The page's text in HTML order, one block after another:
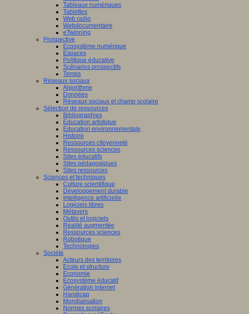
Tableaux numériques
Tablettes
Web radio
Webdocumentaire
eTwinning
Prospective
Ecosystème numérique
Espaces
Politique éducative
Scénarios prospectifs
Temps
Réseaux sociaux
Algorithme
Données
Réseaux sociaux et champ scolaire
Sélection de ressources
Bibliographies
Education artistique
Education environnementale
Histoire
Ressources citoyenneté
Ressources sciences
Sites éducatifs
Sites pédagogiques
Sites ressources
Sciences et techniques
Culture scientifique
Développement durable
Intelligence artificielle
Logiciels libres
Métavers
Outils et logiciels
Réalité augmentée
Ressources sciences
Robotique
Technologies
Société
Acteurs des territoires
Ecole et structure
Economie
Ecosystème éducatif
Génération internet
Handicap
Mondialisation
Normes scolaires